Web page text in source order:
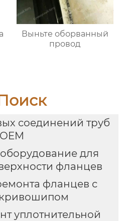
Выньте оборванный
провод
соединений труб
OEM
для
фланцев
фланцев с
уплотнительной